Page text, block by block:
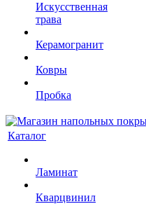
Искусственная
трава
Керамогранит
Ковры
Пробка
Каталог
Ламинат
Кварцвинил